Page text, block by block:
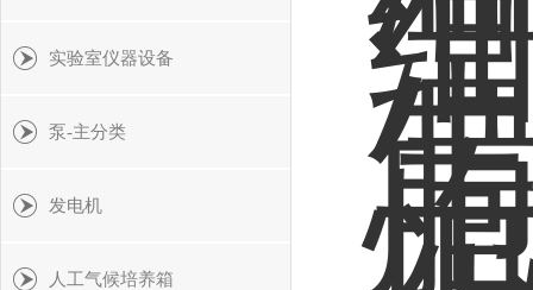
实验室仪器设备
泵-主分类
发电机
人工气候培养箱